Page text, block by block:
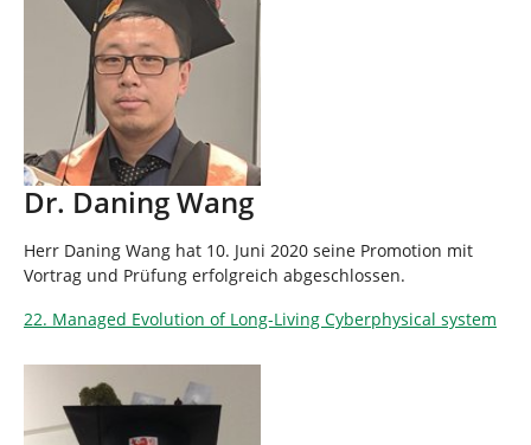
Dr. Daning Wang
Herr Daning Wang hat 10. Juni 2020 seine Promotion mit
Vortrag und Prüfung erfolgreich abgeschlossen.
22. Managed Evolution of Long-Living Cyberphysical system